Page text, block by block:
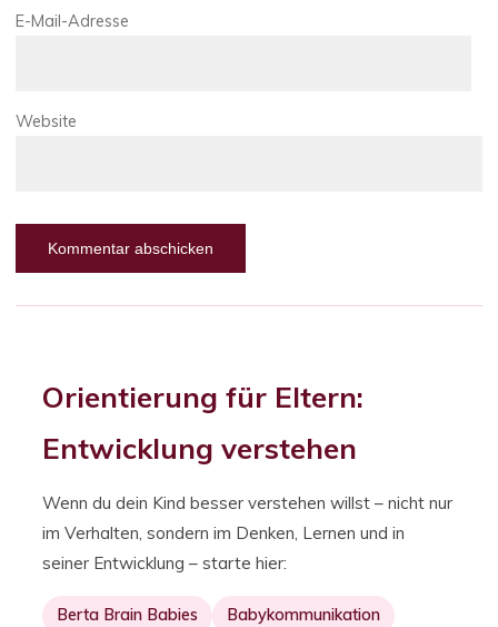
E-Mail-Adresse
Website
Orientierung für Eltern:
Entwicklung verstehen
Wenn du dein Kind besser verstehen willst – nicht nur
im Verhalten, sondern im Denken, Lernen und in
seiner Entwicklung – starte hier:
Berta Brain Babies Babykommunikation